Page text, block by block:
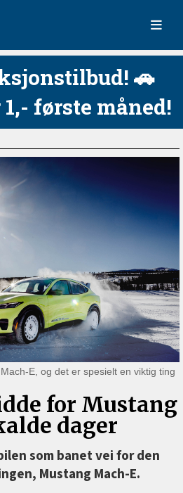
🚗
første måned!
E, og det er spesielt en viktig ting
for Mustang
dager
som banet vei for den
Mustang Mach-E.